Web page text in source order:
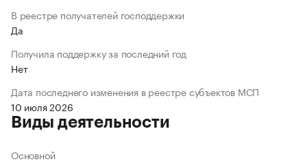
В реестре получателей господдержки
Да
Получила поддержку за последний год
Нет
Дата последнего изменения в реестре субъектов МСП
10 июля 2026
Виды деятельности
Основной